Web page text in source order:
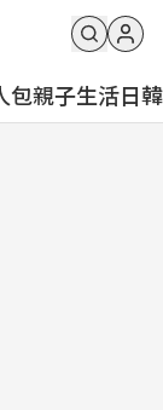
包親子生活日韓